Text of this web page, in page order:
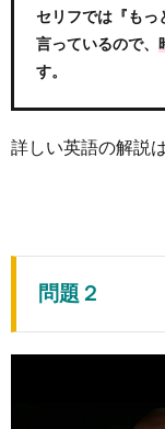
セリフでは『もっ
言っているので、
す。
詳しい英語の解説
問題２